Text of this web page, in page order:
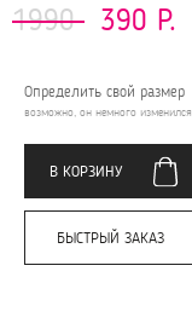
1990 390 Р.
Определить свой размер
возможно, он немного изменился
В КОРЗИНУ
БЫСТРЫЙ ЗАКАЗ